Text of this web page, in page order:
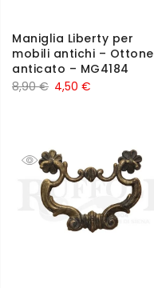
Maniglia Liberty per
mobili antichi – Ottone
anticato – MG4184
8,90€ 4,50 €